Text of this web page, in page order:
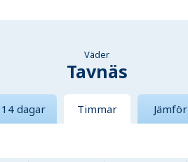
Väder
Tavnäs
14 dagar Timmar Jämför